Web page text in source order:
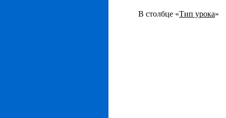
В столбце «Тип урока»